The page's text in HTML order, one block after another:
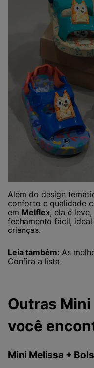
Além do design
conforto e qualidade
em Melflex, ela é
fechamento fácil,
crianças.
Leia também: As
Confira a lista
Outras
você
Mini Melissa +